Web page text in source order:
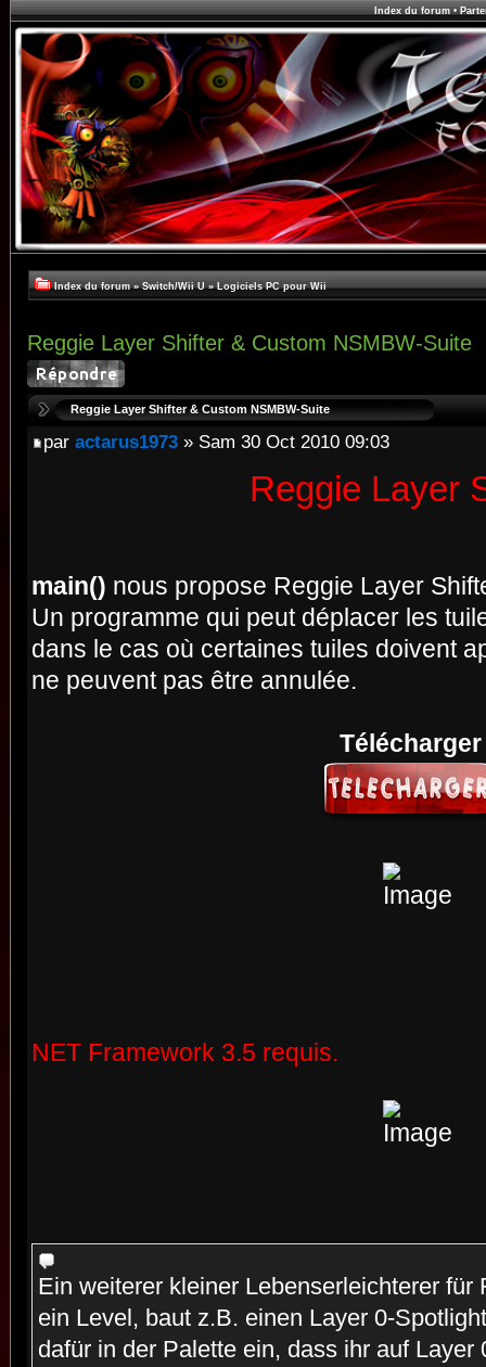
Index du forum•
Index du forum » Switch/Wii U » Logiciels PC pour Wii
Reggie Layer Shifter & Custom NSMBW-Suite
Reggie Layer Shifter & Custom NSMBW-Suite
par actarus1973 » Sam 30 Oct 2010 09:03
Reggie Layer
main() nous propose Reggie Layer
Un programme qui peut déplacer les
dans le cas où certaines tuiles doivent
ne peuvent pas être annulée.
Télécharger
NET Framework 3.5 requis.
Ein weiterer kleiner Lebenserleichterer für
ein Level, baut z.B. einen Layer 0-
dafür in der Palette ein, dass ihr auf